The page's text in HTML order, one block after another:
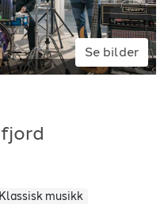
Se bilder
Klassisk musikk